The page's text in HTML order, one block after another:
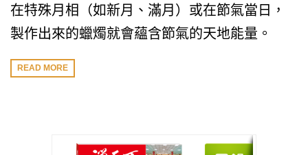
在特殊月相（如新月、滿月）或在節氣當日，
製作出來的蠟燭就會蘊含節氣的天地能量。
READ MORE